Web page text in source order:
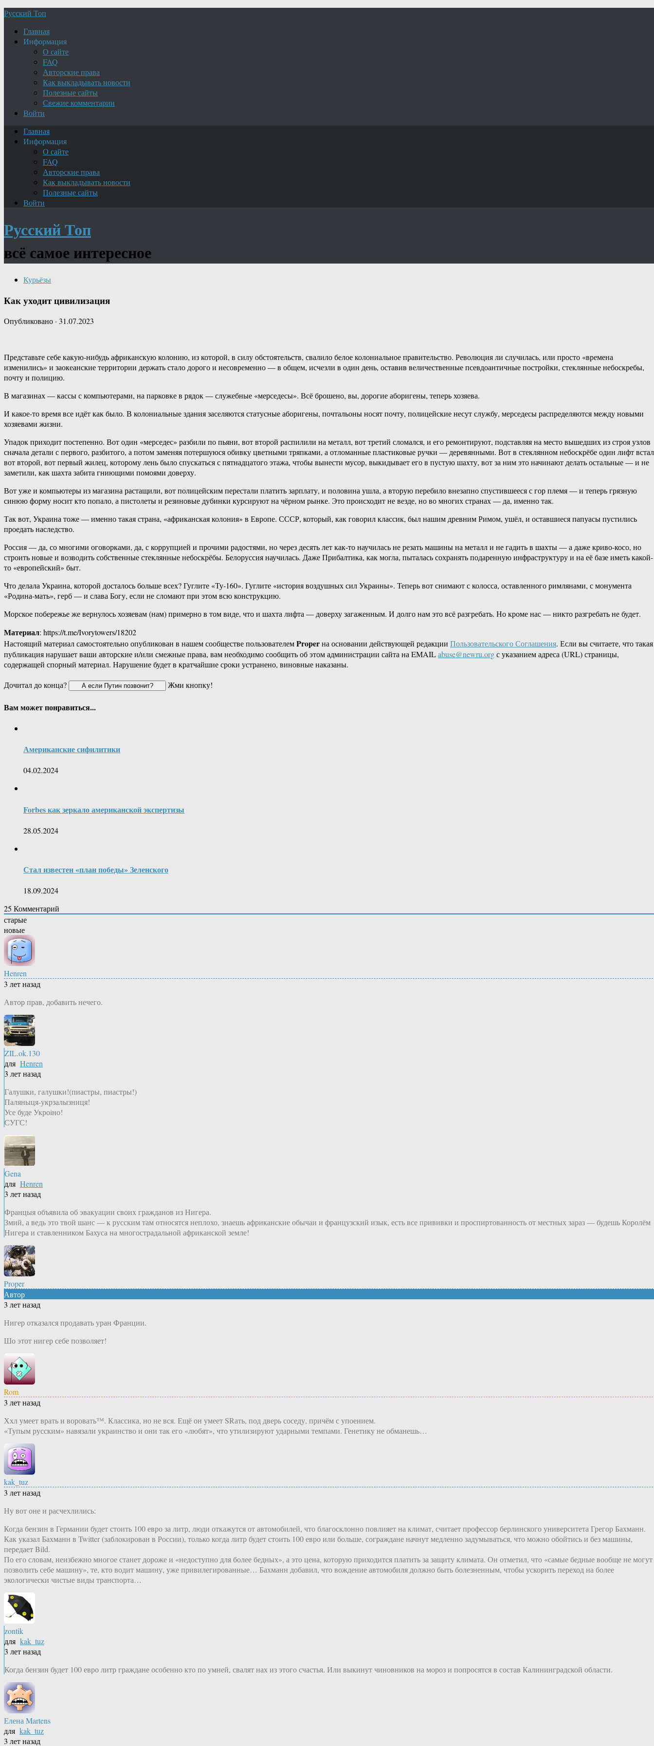
Русский Топ
Главная
Информация
О сайте
FAQ
Авторские права
Как выкладывать новости
Полезные сайты
Свежие комментарии
Войти
Главная
Информация
О сайте
FAQ
Авторские права
Как выкладывать новости
Полезные сайты
Войти
Русский Топ
всё самое интересное
Курьёзы
Как уходит цивилизация
Опубликовано · 31.07.2023
Представьте себе какую-нибудь африканскую колонию, из которой, в силу обстоятельств, свалило белое колониальное правительство. Революция ли случилась, или просто «времена
изменились» и заокеанские территории держать стало дорого и несовременно — в общем, исчезли в один день, оставив величественные псевдоантичные постройки, стеклянные небоскребы,
почту и полицию.
В магазинах — кассы с компьютерами, на парковке в рядок — служебные «мерседесы». Всё брошено, вы, дорогие аборигены, теперь хозяева.
И какое-то время все идёт как было. В колониальные здания заселяются статусные аборигены, почтальоны носят почту, полицейские несут службу, мерседесы распределяются между новыми
хозяевами жизни.
Упадок приходит постепенно. Вот один «мерседес» разбили по пьяни, вот второй распилили на металл, вот третий сломался, и его ремонтируют, подставляя на место вышедших из строя узлов
сначала детали с первого, разбитого, а потом заменяя потершуюся обивку цветными тряпками, а отломанные пластиковые ручки — деревянными. Вот в стеклянном небоскрёбе один лифт
вот второй, вот первый жилец, которому лень было спускаться с пятнадцатого этажа, чтобы вынести мусор, выкидывает его в пустую шахту, вот за ним это начинают делать остальные — и не
заметили, как шахта забита гниющими помоями доверху.
Вот уже и компьютеры из магазина растащили, вот полицейским перестали платить зарплату, и половина ушла, а вторую перебило внезапно спустившееся с гор племя — и теперь грязную
синюю форму носит кто попало, а пистолеты и резиновые дубинки курсируют на чёрном рынке. Это происходит не везде, но во многих странах — да, именно так.
Так вот, Украина тоже — именно такая страна, «африканская колония» в Европе. СССР, который, как говорил классик, был нашим древним Римом, ушёл, и оставшиеся папуасы пустились
проедать наследство.
Россия — да, со многими оговорками, да, с коррупцией и прочими радостями, но через десять лет как-то научилась не резать машины на металл и не гадить в шахты — а даже криво-косо, но
строить новые и возводить собственные стеклянные небоскрёбы. Белоруссия научилась. Даже Прибалтика, как могла, пыталась сохранять подаренную инфраструктуру и на её базе иметь какой-
то «европейский» быт.
Что делала Украина, которой досталось больше всех? Гуглите «Ту-160». Гуглите «история воздушных сил Украины». Теперь вот снимают с колосса, оставленного римлянами, с монумента
«Родина-мать», герб — и слава Богу, если не сломают при этом всю конструкцию.
Морское побережье же вернулось хозяевам (нам) примерно в том виде, что и шахта лифта — доверху загаженным. И долго нам это всё разгребать. Но кроме нас — никто разгребать не будет.
Материал: https://t.me/Ivorytowers/18202
Настоящий материал самостоятельно опубликован в нашем сообществе пользователемProperна основании действующей редакции Пользовательского Соглашения. Если вы считаете, что такая
публикация нарушает ваши авторские и/или смежные права, вам необходимо сообщить об этом администрации сайта на EMAILabuse@newru.orgс указанием адреса (URL) страницы,
содержащей спорный материал. Нарушение будет в кратчайшие сроки устранено, виновные наказаны.
Дочитал до конца?
Жми кнопку!
Вам может понравиться...
Американские сифилитики
04.02.2024
Forbes как зеркало американской экспертизы
28.05.2024
Стал известен «план победы» Зеленского
18.09.2024
25 Комментарий
старые
новые
Henren
3 лет назад
Автор прав, добавить нечего.
ZIL.ok.130
для Henren
3 лет назад
Галушки, галушки!(пиастры, пиастры!)
Паляныця-укрзалызниця!
Усе буде Укроiно!
СУГС!
Gena
для Henren
3 лет назад
Францыя объявила об эвакуации своих гражданов из Нигера.
Змий, а ведь это твой шанс — к русским там относятся неплохо, знаешь африканские обычаи и французский изык, есть все прививки и проспиртованность от местных зараз — будешь Королём
Нигера и ставленником Бахуса на многострадальной африканской земле!
Proper
Автор
3 лет назад
Нигер отказался продавать уран Франции.
Шо этот нигер себе позволяет!
Rom
3 лет назад
Ххл умеет врать и воровать™. Классика, но не вся. Ещё он умеет SRать, под дверь соседу, причём с упоением.
«Тупым русским» навязали украинство и они так его «любят», что утилизируют ударными темпами. Генетику не обманешь…
kak_tuz
3 лет назад
Ну вот оне и расчехлились:
Когда бензин в Германии будет стоить 100 евро за литр, люди откажутся от автомобилей, что благосклонно повлияет на климат, считает профессор берлинского университета Грегор Бахманн.
Как указал Бахманн в Twitter (заблокирован в России), только когда литр будет стоить 100 евро или больше, сограждане начнут медленно задумываться, что можно обойтись и без машины,
передает Bild.
По его словам, неизбежно многое станет дороже и «недоступно для более бедных», а это цена, которую приходится платить за защиту климата. Он отметил, что «самые бедные вообще не могут
позволить себе машину», те, кто водит машину, уже привилегированные… Бахманн добавил, что вождение автомобиля должно быть болезненным, чтобы ускорить переход на более
экологически чистые виды транспорта…
zontik
для kak_tuz
3 лет назад
Когда бензин будет 100 евро литр граждане особенно кто по умней, свалят нах из этого счастья. Или выкинут чиновников на мороз и попросятся в состав Калининградской области.
Елена Martens
для kak_tuz
3 лет назад